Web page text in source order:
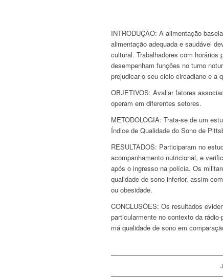
INTRODUÇÃO: A alimentação
alimentação adequada e saudável
cultural. Trabalhadores com
desempenham funções no turno
prejudicar o seu ciclo circadiano e a
OBJETIVOS: Avaliar fatores
operam em diferentes setores.
METODOLOGIA: Trata-se de um
Índice de Qualidade do Sono de
RESULTADOS: Participaram no
acompanhamento nutricional, e
após o ingresso na polícia. Os
qualidade de sono inferior, assim
ou obesidade.
CONCLUSÕES: Os resultados
particularmente no contexto da
má qualidade de sono em